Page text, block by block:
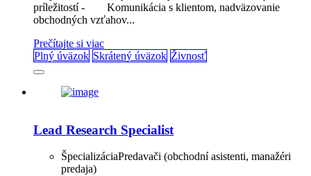
príležitostí - Komunikácia s klientom, nadväzovanie
obchodných vzťahov...
Prečítajte si viac
Plný úväzok Skrátený úväzok Živnosť
Lead Research Specialist
ŠpecializáciaPredavači (obchodní asistenti, manažéri
predaja)